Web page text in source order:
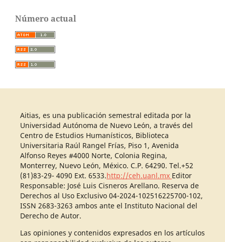
Número actual
Aitias, es una publicación semestral editada por la
Universidad Autónoma de Nuevo León, a través del
Centro de Estudios Humanísticos, Biblioteca
Universitaria Raúl Rangel Frías, Piso 1, Avenida
Alfonso Reyes #4000 Norte, Colonia Regina,
Monterrey, Nuevo León, México. C.P. 64290. Tel.+52
(81)83-29- 4090 Ext. 6533.http://ceh.uanl.mx Editor
Responsable: José Luis Cisneros Arellano. Reserva de
Derechos al Uso Exclusivo 04-2024-102516225700-102,
ISSN 2683-3263 ambos ante el Instituto Nacional del
Derecho de Autor.
Las opiniones y contenidos expresados en los artículos